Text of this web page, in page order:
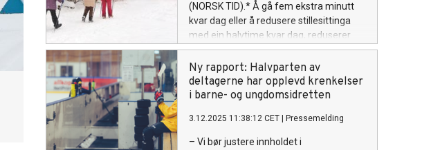
(NORSK TID).* Å gå fem ekstra minutt
kvar dag eller å redusere stillesittinga
med ein halvtime kvar dag, reduserer
dødsfall blant dei fleste vaksne, viser ny
NIH-leia studie.
Ny rapport: Halvparten av
deltagerne har opplevd krenkelser
i barne- og ungdomsidretten
3.12.2025 11:38:12 CET Pressemelding
– Vi bør justere innholdet i